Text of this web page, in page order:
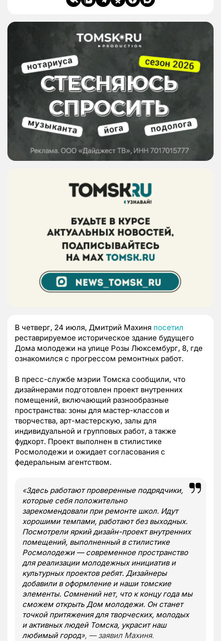
В четверг, 24 июля, Дмитрий Махиня посетил
реставрируемое историческое здание будущего
Дома молодежи на улице Розы Люксембург, 8, где
ознакомился с прогрессом ремонтных работ.
В пресс-службе мэрии Томска сообщили, что
дизайнерами подготовлен проект внутренних
помещений, включающий разнообразные
пространства: зоны для мастер-классов и
творчества, арт-мастерскую, залы для
индивидуальной и групповых работ, а также
фудкорт. Проект выполнен в стилистике
Росмолодежи и ожидает согласования с
федеральным агентством.
«Здесь работают проверенные подрядчики,
которые себя положительно
зарекомендовали при ремонте школ. Идут
хорошими темпами, работают без выходных.
Посмотрели яркий дизайн-проект внутренних
помещений, выполненный в стилистике
Росмолодежи — современное пространство
для реализации молодежных инициатив и
культурных проектов ребят. Дизайнеры
добавили в оформление и наши томские
элементы. Сомнений нет, что к концу года мы
сможем открыть Дом молодежи. Он станет
точкой притяжения для творческих, молодых
и активных людей Томска, украсит наш
любимый город», — заявил Махиня.